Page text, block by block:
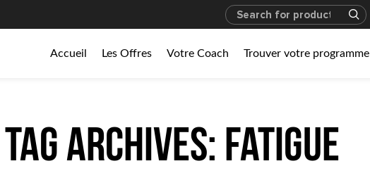
Accueil Les Offres Votre Coach Trouver votre programme
Tag Archives: fatigue